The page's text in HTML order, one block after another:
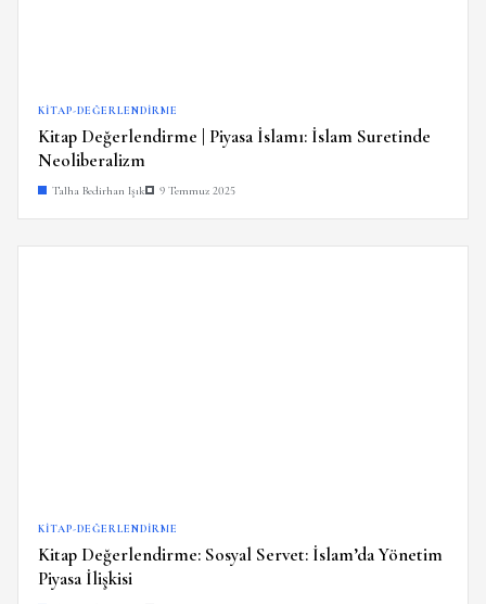
KITAP-DEĞERLENDIRME
Kitap Değerlendirme | Piyasa İslamı: İslam Suretinde
Neoliberalizm
Talha Bedirhan Işık 9 Temmuz 2025
KITAP-DEĞERLENDIRME
Kitap Değerlendirme: Sosyal Servet: İslam’da Yönetim
Piyasa İlişkisi